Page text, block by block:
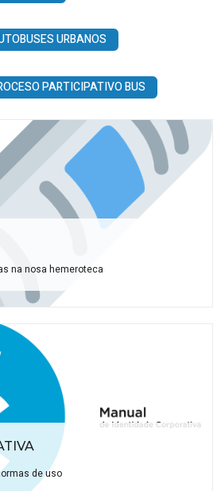
URBANOS
PARTICIPATIVO BUS
na nosa hemeroteca
de uso